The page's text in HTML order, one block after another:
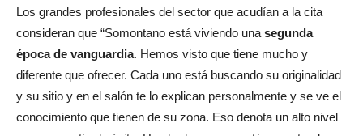
Los grandes profesionales del sector que acudían a la cita
consideran que “Somontano está viviendo una segunda
época de vanguardia. Hemos visto que tiene mucho y
diferente que ofrecer. Cada uno está buscando su originalidad
y su sitio y en el salón te lo explican personalmente y se ve el
conocimiento que tienen de su zona. Eso denota un alto nivel